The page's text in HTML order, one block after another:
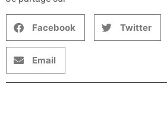
Facebook Twitter
Email